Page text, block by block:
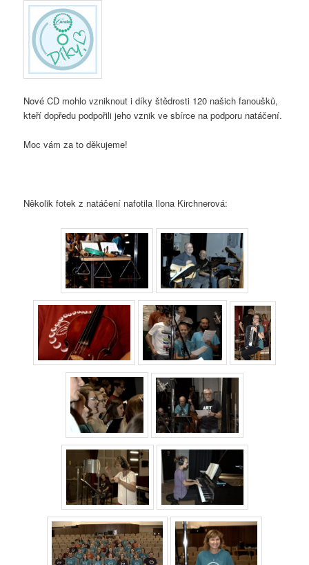
Nové CD mohlo vzniknout i díky štědrosti 120 našich fanoušků,
kteří dopředu podpořili jeho vznik ve sbírce na podporu natáčení.
Moc vám za to děkujeme!
Několik fotek z natáčení nafotila Ilona Kirchnerová: